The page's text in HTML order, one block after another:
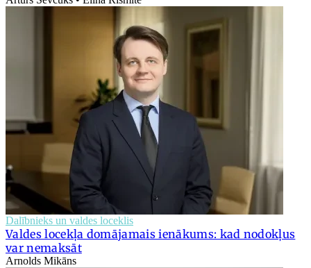
Dalībnieks un valdes loceklis
Valdes locekļa domājamais ienākums: kad nodokļus
var nemaksāt
Arnolds Mikāns